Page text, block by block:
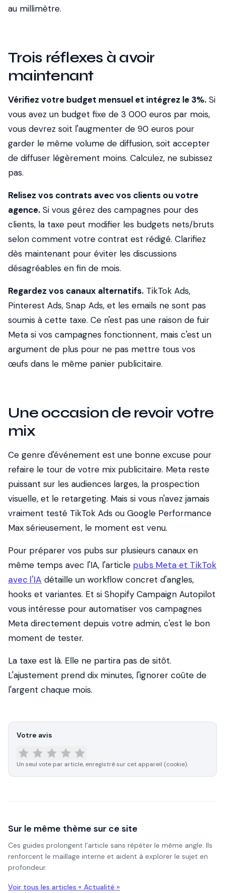
au millimètre.
Trois réflexes à avoir
maintenant
Vérifiez votre budget mensuel et intégrez le 3%. Si
vous avez un budget fixe de 3 000 euros par mois,
vous devrez soit l'augmenter de 90 euros pour
garder le même volume de diffusion, soit accepter
de diffuser légèrement moins. Calculez, ne subissez
pas.
Relisez vos contrats avec vos clients ou votre
agence. Si vous gérez des campagnes pour des
clients, la taxe peut modifier les budgets nets/bruts
selon comment votre contrat est rédigé. Clarifiez
dès maintenant pour éviter les discussions
désagréables en fin de mois.
Regardez vos canaux alternatifs. TikTok Ads,
Pinterest Ads, Snap Ads, et les emails ne sont pas
soumis à cette taxe. Ce n'est pas une raison de fuir
Meta si vos campagnes fonctionnent, mais c'est un
argument de plus pour ne pas mettre tous vos
œufs dans le même panier publicitaire.
Une occasion de revoir votre
mix
Ce genre d'événement est une bonne excuse pour
refaire le tour de votre mix publicitaire. Meta reste
puissant sur les audiences larges, la prospection
visuelle, et le retargeting. Mais si vous n'avez jamais
vraiment testé TikTok Ads ou Google Performance
Max sérieusement, le moment est venu.
Pour préparer vos pubs sur plusieurs canaux en
même temps avec l'IA, l'article pubs Meta et TikTok
avec l'IA détaille un workflow concret d'angles,
hooks et variantes. Et si Shopify Campaign Autopilot
vous intéresse pour automatiser vos campagnes
Meta directement depuis votre admin, c'est le bon
moment de tester.
La taxe est là. Elle ne partira pas de sitôt.
L'ajustement prend dix minutes, l'ignorer coûte de
l'argent chaque mois.
Votre avis
Un seul vote par article, enregistré sur cet appareil (cookie).
Sur le même thème sur ce site
Ces guides prolongent l’article sans répéter le même angle. Ils
renforcent le maillage interne et aident à explorer le sujet en
profondeur.
Voir tous les articles « Actualité »